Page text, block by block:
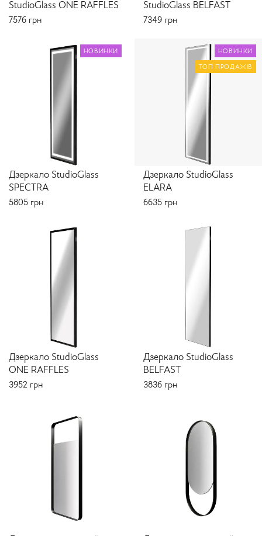
StudioGlass ONE RAFFLES
7576 грн
StudioGlass BELFAST
7349 грн
НОВИНКИ
Дзеркало StudioGlass
SPECTRA
5805 грн
НОВИНКИ
ТОП ПРОДАЖІВ
Дзеркало StudioGlass
ELARA
6635 грн
Дзеркало StudioGlass
ONE RAFFLES
3952 грн
Дзеркало StudioGlass
BELFAST
3836 грн